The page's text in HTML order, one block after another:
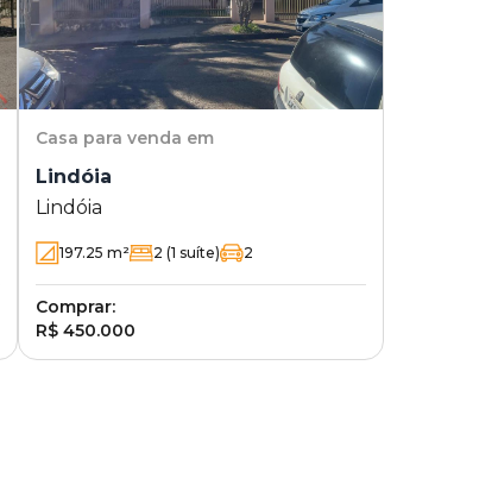
Casa para venda em
Lindóia
Lindóia
197.25 m² 2 (1 suíte) 2
Comprar:
R$ 450.000